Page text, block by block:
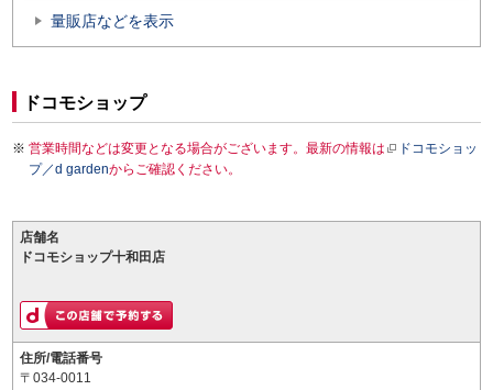
量販店などを表示
ドコモショップ
営業時間などは変更となる場合がございます。最新の情報は
ドコモショッ
プ／d gardenからご確認ください。
店舗名
ドコモショップ十和田店
住所/電話番号
〒034-0011